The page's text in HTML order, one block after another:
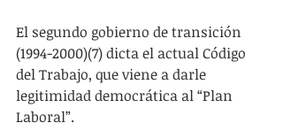
El segundo gobierno de transición
(1994-2000)(7) dicta el actual Código
del Trabajo, que viene a darle
legitimidad democrática al “Plan
Laboral”.